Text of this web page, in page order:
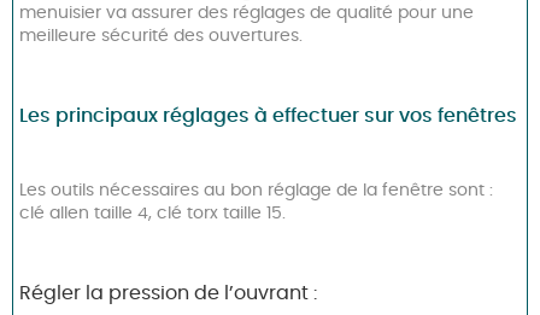
menuisier va assurer des réglages de qualité pour une
meilleure sécurité des ouvertures.
Les principaux réglages à effectuer sur vos fenêtres
Les outils nécessaires au bon réglage de la fenêtre sont :
clé allen taille 4, clé torx taille 15.
Régler la pression de l’ouvrant :